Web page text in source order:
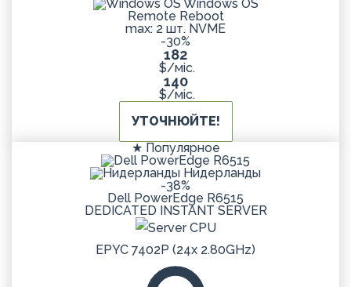
Windows OS
Remote Reboot
max: 2 шт. NVME
-30%
182
$/міс.
140
$/міс.
УТОЧНЮЙТЕ!
★ Популярное
Нидерланды
-38%
Dell PowerEdge R6515
DEDICATED INSTANT SERVER
EPYC 7402P (24x 2.80GHz)